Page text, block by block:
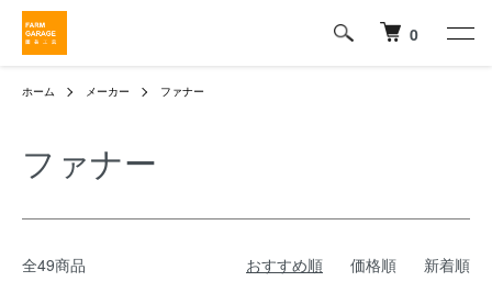
0
ホーム メーカー ファナー
ファナー
全49商品 おすすめ順 価格順 新着順